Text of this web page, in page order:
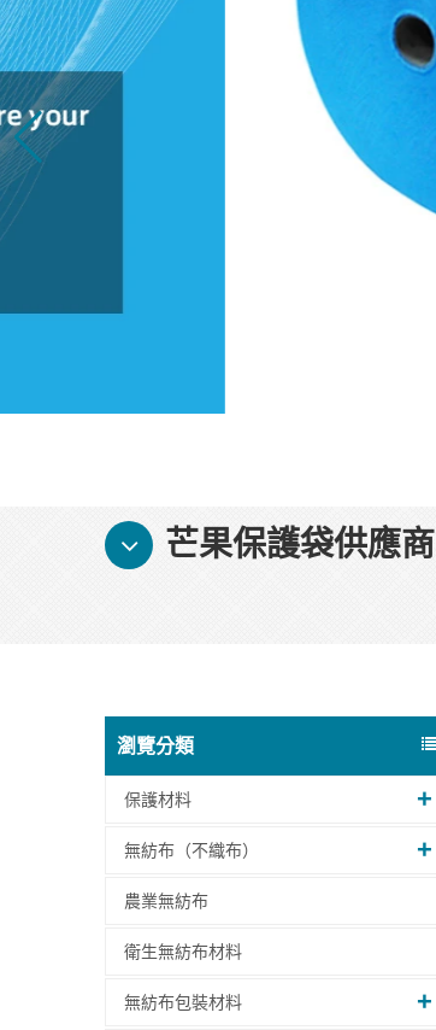
芒果保護袋供應
瀏覽分類
保護材料
無紡布（不織布）
農業無紡布
衛生無紡布材料
無紡布包裝材料